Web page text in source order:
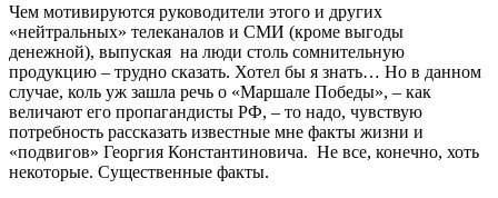
Чем мотивируются руководители этого и других
«нейтральных» телеканалов и СМИ (кроме выгоды
денежной), выпуская на люди столь сомнительную
продукцию – трудно сказать. Хотел бы я знать… Но в данном
случае, коль уж зашла речь о «Маршале Победы», – как
величают его пропагандисты РФ, – то надо, чувствую
потребность рассказать известные мне факты жизни и
«подвигов» Георгия Константиновича. Не все, конечно, хоть
некоторые. Существенные факты.